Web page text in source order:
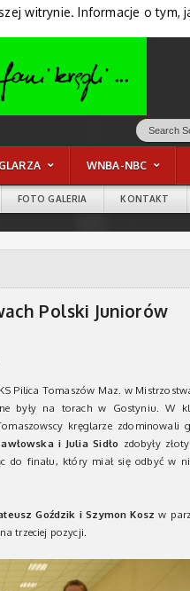
WNBA-NBC
FOTO GALERIA KONTAKT
Polski Juniorów
Pilica Tomaszów Maz. w
były na torach w Gostyniu. W
kręglarze zdominowali
i Julia Sidło zdobyły
do finału, który miał się odbyć w
Goździk i Szymon Kosz w
trzeciej pozycji.
witrynie. Informacje o tym,